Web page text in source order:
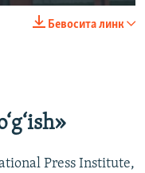
1080p
Бевосита линк
Press Institute,